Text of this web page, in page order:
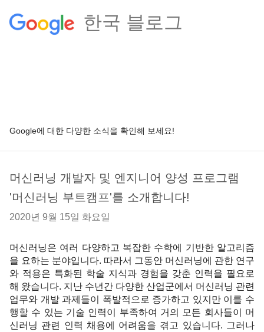
한국 블로그
Google에 대한 다양한 소식을 확인해 보세요!
머신러닝 개발자 및 엔지니어 양성 프로그램
'머신러닝 부트캠프'를 소개합니다!
2020년 9월 15일 화요일
머신러닝은 여러 다양하고 복잡한 수학에 기반한 알고리즘
을 요하는 분야입니다. 따라서 그동안 머신러닝에 관한 연구
와 적용은 특화된 학술 지식과 경험을 갖춘 인력을 필요로
해 왔습니다. 지난 수년간 다양한 산업군에서 머신러닝 관련
업무와 개발 과제들이 폭발적으로 증가하고 있지만 이를 수
행할 수 있는 기술 인력이 부족하여 거의 모든 회사들이 머
신러닝 관련 인력 채용에 어려움을 겪고 있습니다. 그러나